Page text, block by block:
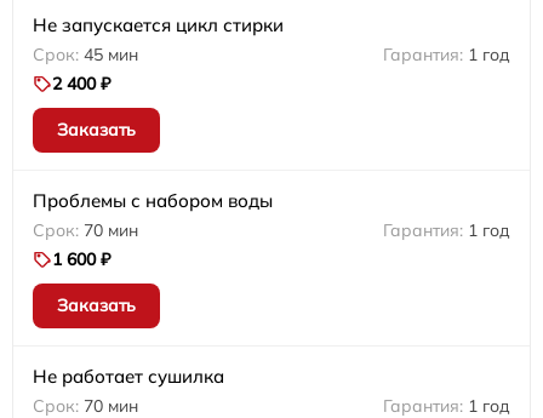
Не запускается цикл стирки
45 мин
1 год
2 400 ₽
Заказать
Проблемы с набором воды
70 мин
1 год
1 600 ₽
Заказать
Не работает сушилка
70 мин
1 год